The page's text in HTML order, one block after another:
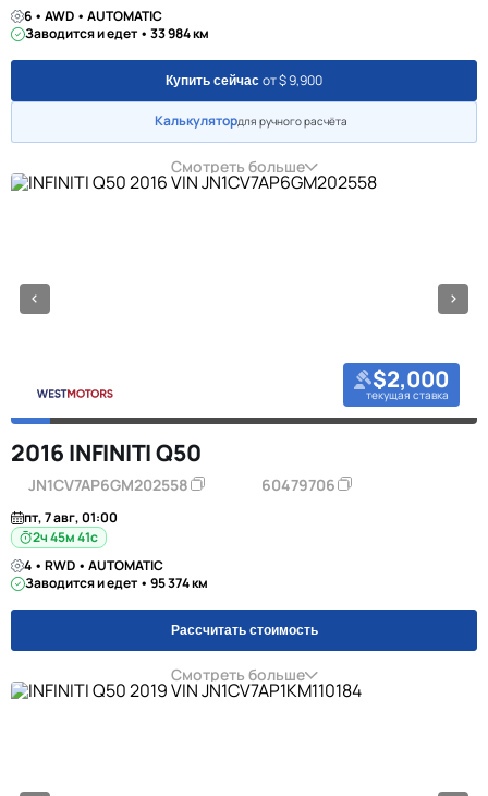
6 • AWD • AUTOMATIC
Заводится и едет • 33 984 км
Купить сейчас от $ 9,900
Калькулятордля ручного расчёта
Смотреть больше
$2,000
текущая ставка
2016 INFINITI Q50
JN1CV7AP6GM202558 60479706
пт, 7 авг, 01:00
2ч 45м 40с
4 • RWD • AUTOMATIC
Заводится и едет • 95 374 км
Рассчитать стоимость
Смотреть больше